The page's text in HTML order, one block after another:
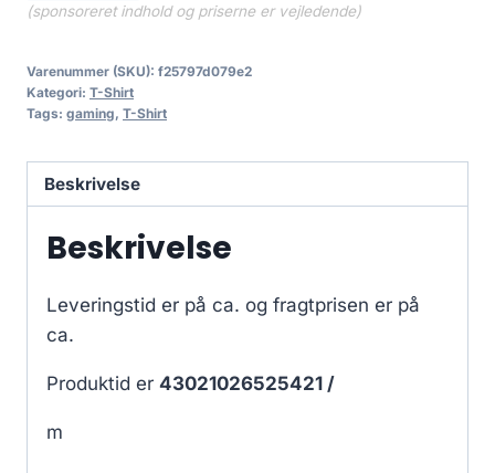
(sponsoreret indhold og priserne er vejledende)
Varenummer (SKU): f25797d079e2
Kategori: T-Shirt
Tags: gaming, T-Shirt
Beskrivelse
Beskrivelse
Leveringstid er på ca. og fragtprisen er på
ca.
Produktid er 43021026525421 /
m